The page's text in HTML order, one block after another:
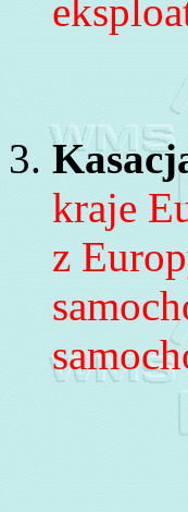
kraje
z